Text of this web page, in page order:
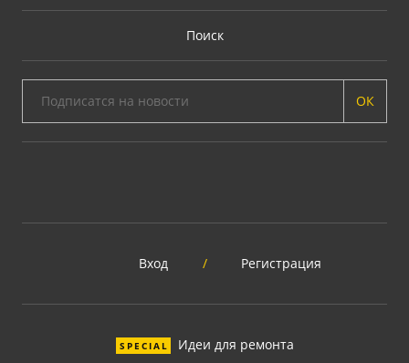
Поиск
ОК
Вход / Регистрация
SPECIAL Идеи для ремонта